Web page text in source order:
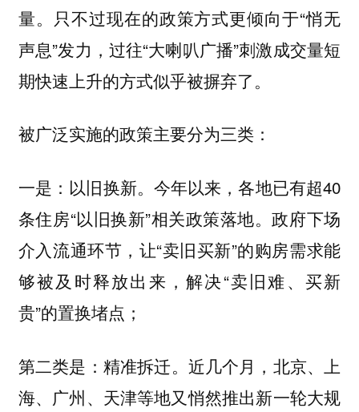
量。只不过现在的政策方式更倾向于“悄无
声息”发力，过往“大喇叭广播”刺激成交量短
期快速上升的方式似乎被摒弃了。
被广泛实施的政策主要分为三类：
一是： 以旧换新。 今年以来，各地已有超40
条住房“以旧换新”相关政策落地。政府下场
介入流通环节，让“卖旧买新”的购房需求能
够被及时释放出来，解决“卖旧难、买新
贵”的置换堵点；
第二类是： 精准拆迁。 近几个月，北京、上
海、广州、天津等地又悄然推出新一轮大规